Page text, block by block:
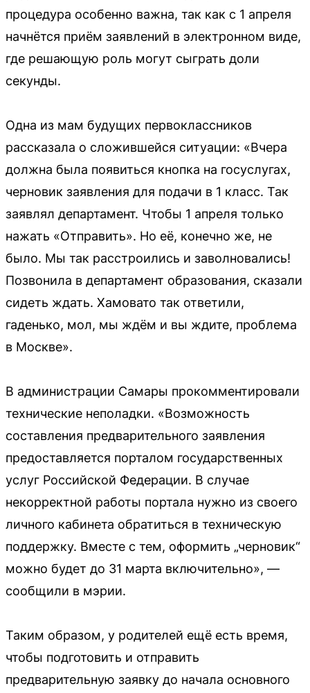
процедура особенно важна, так как с 1 апреля
начнётся приём заявлений в электронном виде,
где решающую роль могут сыграть доли
секунды.
Одна из мам будущих первоклассников
рассказала о сложившейся ситуации: «Вчера
должна была появиться кнопка на госуслугах,
черновик заявления для подачи в 1 класс. Так
заявлял департамент. Чтобы 1 апреля только
нажать «Отправить». Но её, конечно же, не
было. Мы так расстроились и заволновались!
Позвонила в департамент образования, сказали
сидеть ждать. Хамовато так ответили,
гаденько, мол, мы ждём и вы ждите, проблема
в Москве».
В администрации Самары прокомментировали
технические неполадки. «Возможность
составления предварительного заявления
предоставляется порталом государственных
услуг Российской Федерации. В случае
некорректной работы портала нужно из своего
личного кабинета обратиться в техническую
поддержку. Вместе с тем, оформить „черновик“
можно будет до 31 марта включительно», —
сообщили в мэрии.
Таким образом, у родителей ещё есть время,
чтобы подготовить и отправить
предварительную заявку до начала основного